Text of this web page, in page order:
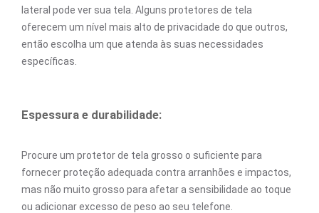
lateral pode ver sua tela. Alguns protetores de tela
oferecem um nível mais alto de privacidade do que outros,
então escolha um que atenda às suas necessidades
específicas.
Espessura e durabilidade:
Procure um protetor de tela grosso o suficiente para
fornecer proteção adequada contra arranhões e impactos,
mas não muito grosso para afetar a sensibilidade ao toque
ou adicionar excesso de peso ao seu telefone.